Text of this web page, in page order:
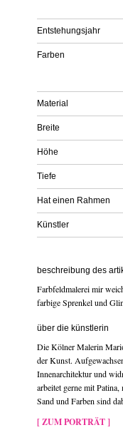
Entstehungsjahr
Farben
Material
Breite
Höhe
Tiefe
Hat einen Rahmen
Künstler
beschreibung des
Farbfeldmalerei mir
farbige Sprenkel und
über die künstlerin
Die Kölner Malerin
der Kunst.
Innenarchitektur und
arbeitet gerne mit
Sand und Farben sind
[ ZUM PORTRÄT ]